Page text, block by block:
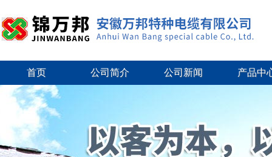
首页 公司简介 公司新闻 产品中